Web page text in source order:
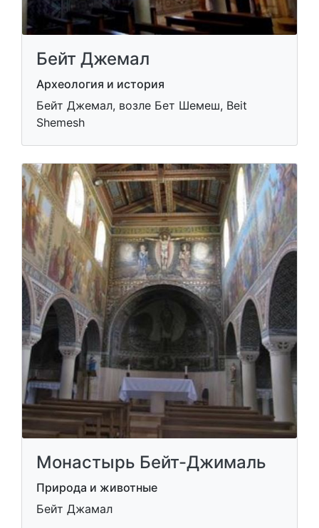
Бейт Джемал
Археология и история
Бейт Джемал, возле Бет Шемеш, Beit
Shemesh
Монастырь Бейт-Джималь
Природа и животные
Бейт Джамал